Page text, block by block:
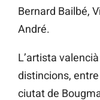
Bernard Bailbé,
André.
L’artista
distincions,
ciutat de